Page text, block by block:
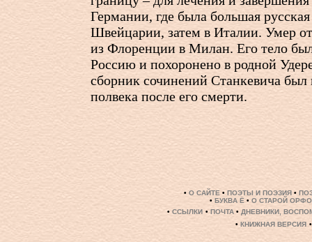
Германии, где была большая
Швейцарии, затем в Италии. Умер
из Флоренции в Милан. Его тело
Россию и похоронено в родной
сборник сочинений Станкевича был
полвека после его смерти.